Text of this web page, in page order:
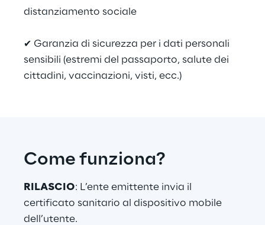
distanziamento sociale
✔ Garanzia di sicurezza per i dati personali
sensibili (estremi del passaporto, salute dei
cittadini, vaccinazioni, visti, ecc.)
Come funziona?
RILASCIO: L’ente emittente invia il
certificato sanitario al dispositivo mobile
dell’utente.